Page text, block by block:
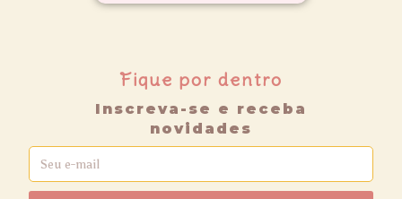
Fique por dentro
Inscreva-se e receba
novidades